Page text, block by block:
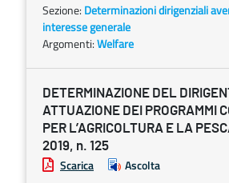
Sezione: Determinazioni dirigenziali
interesse generale
Argomenti:Welfare
DETERMINAZIONE DEL
ATTUAZIONE DEI PROGRAMMI
PER L’AGRICOLTURA E LA
2019, n. 125
Scarica Ascolta